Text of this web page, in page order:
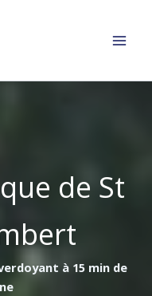
de St
à 15 min de